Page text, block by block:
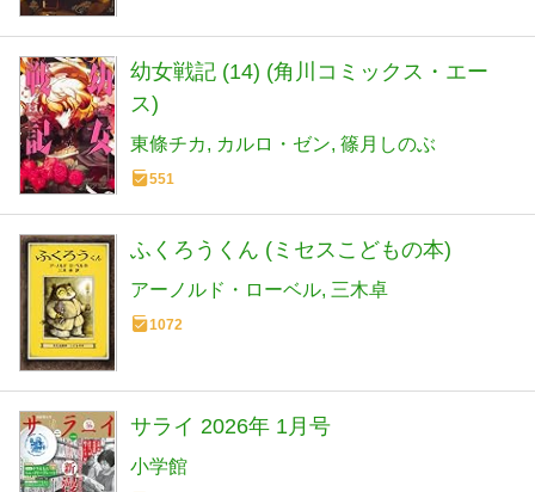
幼女戦記 (14) (角川コミックス・エー
ス)
東條チカ カルロ・ゼン 篠月しのぶ
551
ふくろうくん (ミセスこどもの本)
アーノルド・ローベル 三木卓
1072
サライ 2026年 1月号
小学館